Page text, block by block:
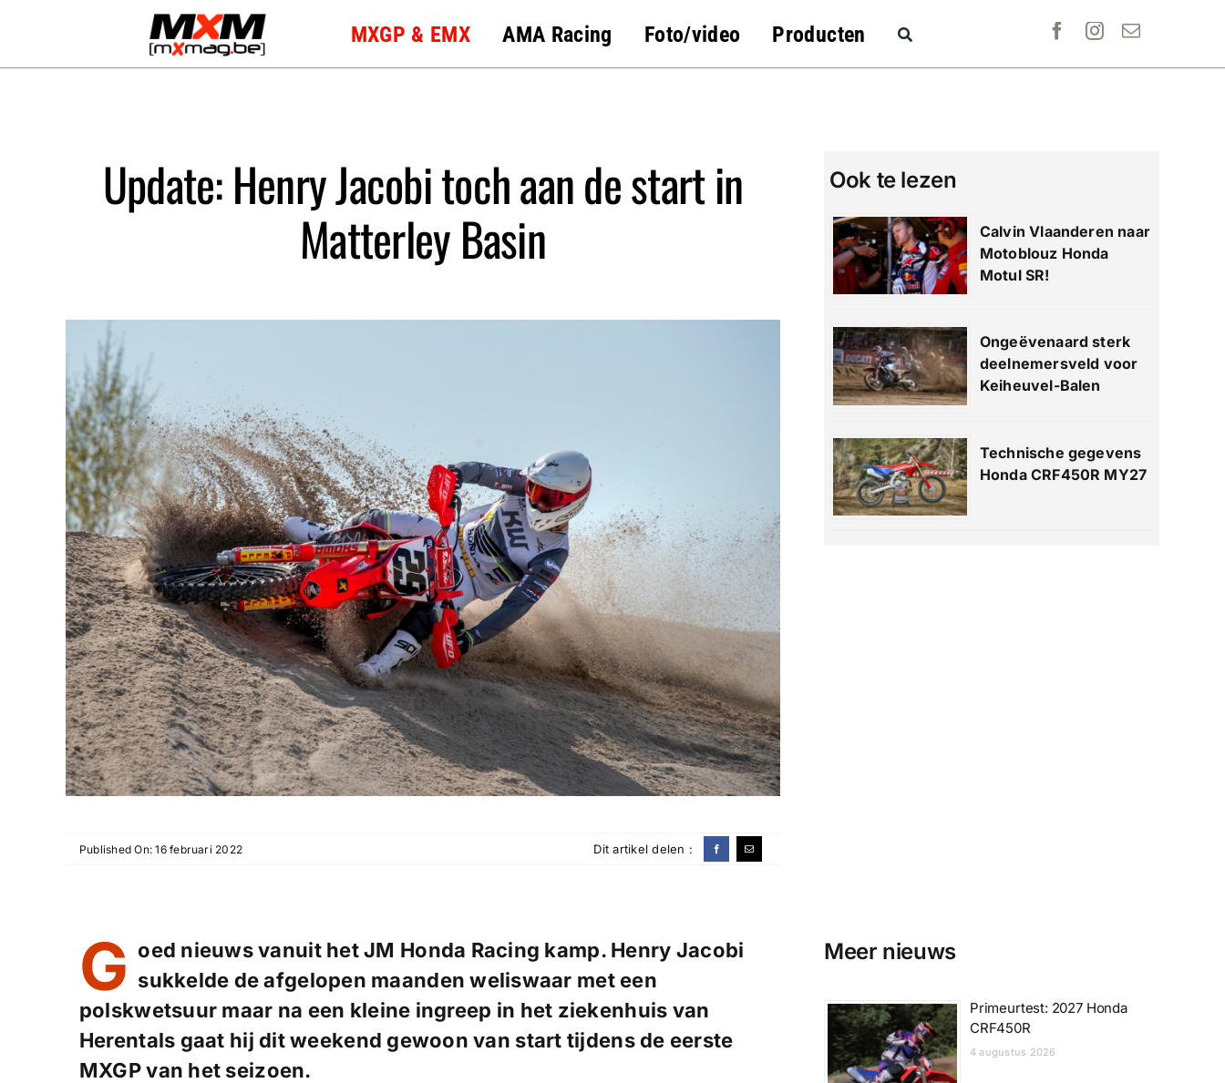
MXGP & EMX AMA Racing Foto/video Producten
Update: Henry Jacobi toch aan de start in
Matterley Basin
Ook te lezen
Calvin Vlaanderen naar
Motoblouz Honda
Motul SR!
Ongeëvenaard sterk
deelnemersveld voor
Keiheuvel-Balen
Technische gegevens
Honda CRF450R MY27
Published On: 16 februari 2022 Dit artikel delen :
G oed nieuws vanuit het JM Honda Racing kamp. Henry Jacobi
sukkelde de afgelopen maanden weliswaar met een
polskwetsuur maar na een kleine ingreep in het ziekenhuis van
Herentals gaat hij dit weekend gewoon van start tijdens de eerste
MXGP van het seizoen.
Meer nieuws
Primeurtest: 2027 Honda
CRF450R
4 augustus 2026